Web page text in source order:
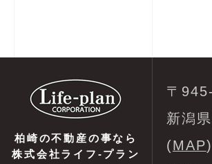
柏崎の不動産の事なら
株式会社ライフ-プラン
〒
新潟
(MAP)